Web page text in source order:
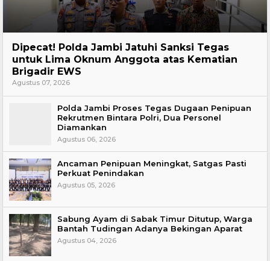
Dipecat! Polda Jambi Jatuhi Sanksi Tegas
untuk Lima Oknum Anggota atas Kematian
Brigadir EWS
Agustus 07, 2026
Polda Jambi Proses Tegas Dugaan Penipuan
Rekrutmen Bintara Polri, Dua Personel
Diamankan
Agustus 06, 2026
Ancaman Penipuan Meningkat, Satgas Pasti
Perkuat Penindakan
Agustus 05, 2026
Sabung Ayam di Sabak Timur Ditutup, Warga
Bantah Tudingan Adanya Bekingan Aparat
Agustus 04, 2026